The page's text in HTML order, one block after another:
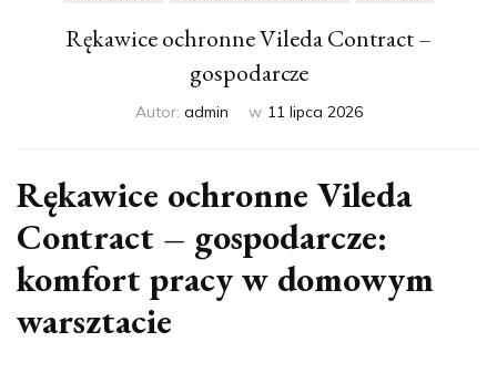
Rękawice ochronne Vileda Contract –
gospodarcze
Autor: admin w 11 lipca 2026
Rękawice ochronne Vileda
Contract – gospodarcze:
komfort pracy w domowym
warsztacie